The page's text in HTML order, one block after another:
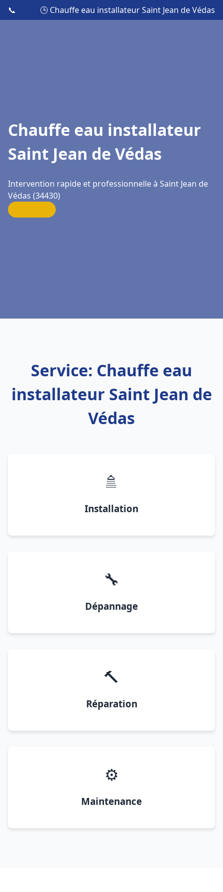
📞 🕒 Chauffe eau installateur Saint Jean de Védas
Chauffe eau installateur
Saint Jean de Védas
Intervention rapide et professionnelle à Saint Jean de
Védas (34430)
Service: Chauffe eau
installateur Saint Jean de
Védas
🚿
Installation
🔧
Dépannage
🔨
Réparation
⚙️
Maintenance